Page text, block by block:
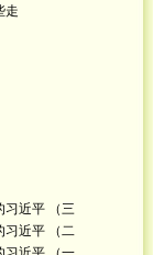
走
习近平 （三
习近平 （二